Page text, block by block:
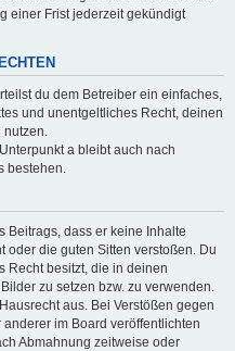
einer Frist jederzeit gekündigt
du dem Betreiber ein einfaches,
und unentgeltliches Recht, deinen
nutzen.
a bleibt auch nach
bestehen.
Beitrags, dass er keine Inhalte
oder die guten Sitten verstoßen. Du
Recht besitzt, die in deinen
zu setzen bzw. zu verwenden.
aus. Bei Verstößen gegen
im Board veröffentlichten
Abmahnung zeitweise oder